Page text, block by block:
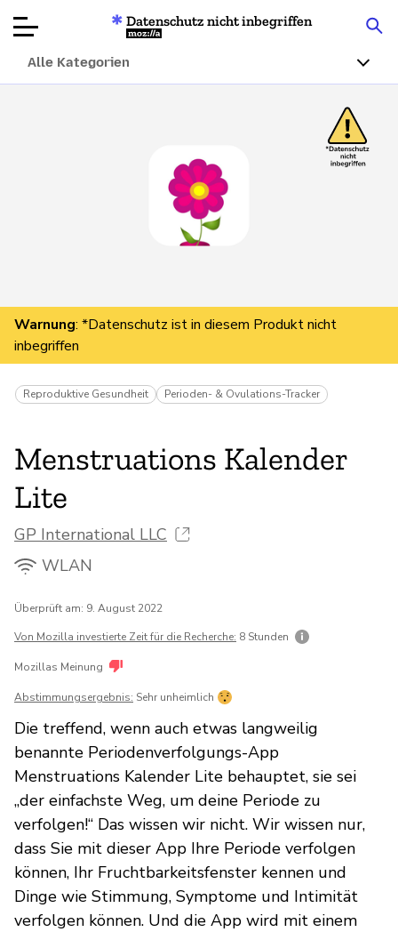
Über
Spenden
Datenschutz nicht inbegriffen
Mozilla
Alle Kategorien
Warnung: *Datenschutz ist in diesem Produkt nicht
inbegriffen
Reproduktive Gesundheit Perioden- & Ovulations-Tracker
Menstruations Kalender
Lite
GP International LLC
WLAN
Überprüft am: 9. August 2022
Von Mozilla investierte Zeit für die Recherche: 8 Stunden
Mozillas Meinung
Abstimmungsergebnis: Sehr unheimlich
Die treffend, wenn auch etwas langweilig
benannte Periodenverfolgungs-App
Menstruations Kalender Lite behauptet, sie sei
„der einfachste Weg, um deine Periode zu
verfolgen!“ Das wissen wir nicht. Wir wissen nur,
dass Sie mit dieser App Ihre Periode verfolgen
können, Ihr Fruchtbarkeitsfenster kennen und
Dinge wie Stimmung, Symptome und Intimität
verfolgen können. Und die App wird mit einem